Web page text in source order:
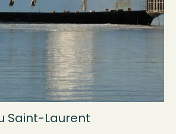
Saint-Laurent